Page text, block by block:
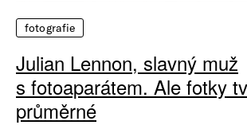
fotografie
Julian Lennon, slavný muž
s fotoaparátem. Ale fotky
průměrné